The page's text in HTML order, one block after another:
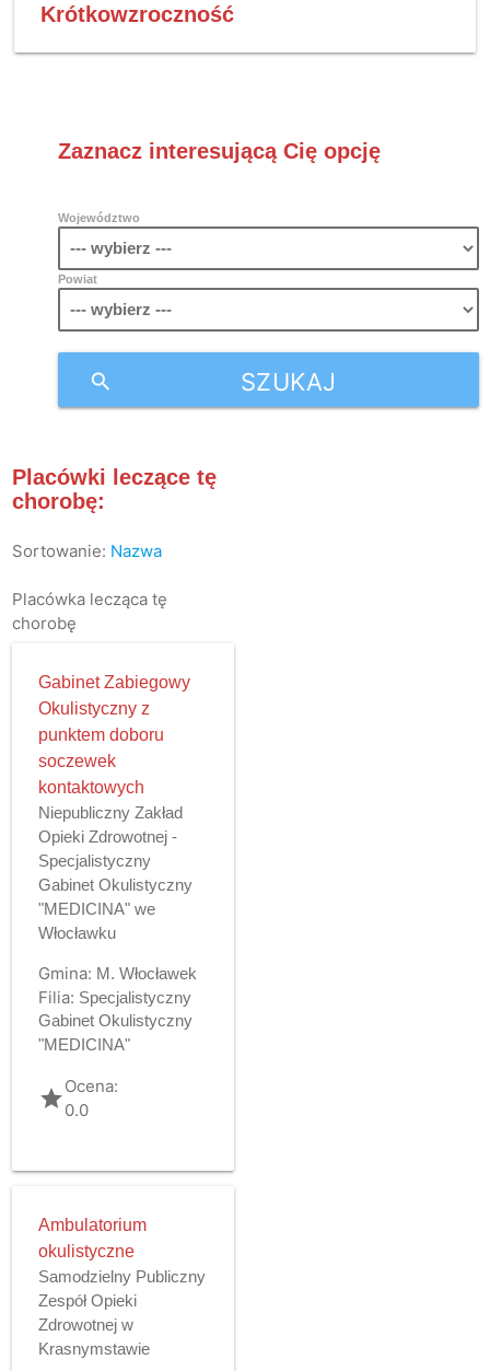
Krótkowzroczność
Zaznacz interesującą Cię opcję
Województwo
Powiat
SZUKAJ
search
Placówki leczące tę
chorobę:
Sortowanie: Nazwa
Placówka lecząca tę
chorobę
Gabinet Zabiegowy
Okulistyczny z
punktem doboru
soczewek
kontaktowych
Niepubliczny Zakład
Opieki Zdrowotnej -
Specjalistyczny
Gabinet Okulistyczny
"MEDICINA" we
Włocławku
Gmina: M. Włocławek
Filia: Specjalistyczny
Gabinet Okulistyczny
"MEDICINA"
gradeOcena:
0.0
Ambulatorium
okulistyczne
Samodzielny Publiczny
Zespół Opieki
Zdrowotnej w
Krasnymstawie